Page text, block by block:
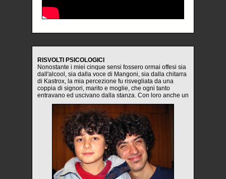
RISVOLTI PSICOLOGICI
Nonostante i miei cinque sensi fossero ormai offesi sia
dall'alcool, sia dalla voce di Mangoni, sia dalla chitarra
di Kastrox, la mia percezione fu risvegliata da una
coppia di signori, marito e moglie, che ogni tanto
entravano ed uscivano dalla stanza. Con loro anche un